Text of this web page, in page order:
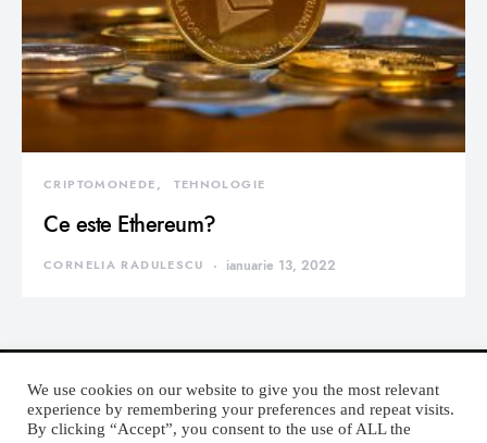
CRIPTOMONEDE TEHNOLOGIE
Ce este Ethereum?
CORNELIA RADULESCU ianuarie 13, 2022
We use cookies on our website to give you the most relevant
experience by remembering your preferences and repeat visits.
By clicking “Accept”, you consent to the use of ALL the